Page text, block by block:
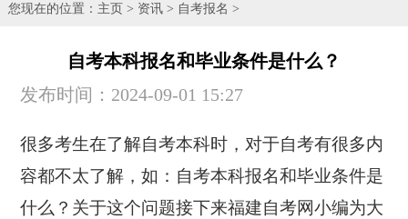
您现在的位置： 主页> 资讯> 自考报名 >
自考本科报名和毕业条件是什么？
发布时间：2024-09-01 15:27
很多考生在了解自考本科时，对于自考有很多内
容都不太了解，如：自考本科报名和毕业条件是
什么？关于这个问题接下来福建自考网小编为大